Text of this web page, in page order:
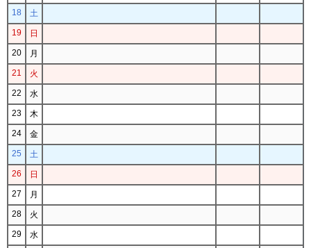
18
土
19
日
20
月
21
火
22
水
23
木
24
金
25
土
26
日
27
月
28
火
29
水